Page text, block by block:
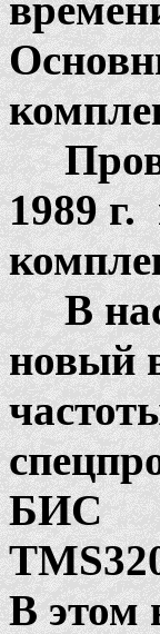
1989
В
новый
БИС
В этом